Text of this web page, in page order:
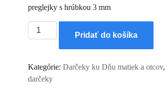
preglejky s hrúbkou 3 mm
množstvo
Drevené
na
podstave
Pridať do košíka
Kategórie: Darčeky ku Dňu matiek a otcov,
darčeky